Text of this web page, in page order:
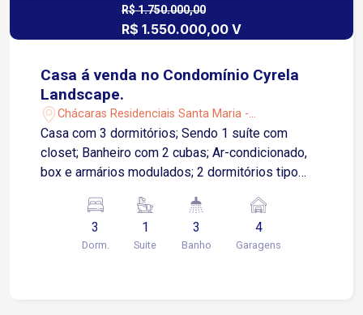
Iluminação completa já instalada * Projeto de
móveis planejados e mobília pronto para
clube completa
R$ 1.750.000,00
R$ 1.550.000,00 V
Casa á venda no Condomínio Cyrela
Landscape.
Chácaras Residenciais Santa Maria -
Votorantim/SP
Casa com 3 dormitórios; Sendo 1 suíte com
closet; Banheiro com 2 cubas; Ar-condicionado,
box e armários modulados; 2 dormitórios tipo
e ar-condicionado; banheiro compartilhado com
modulados, Sala ampla para 2 ambientes; Pé-
direito duplo; Mezanino com sala de TV/ game
3
Dorm.
1
Suite
3
Banho
4
Garagens